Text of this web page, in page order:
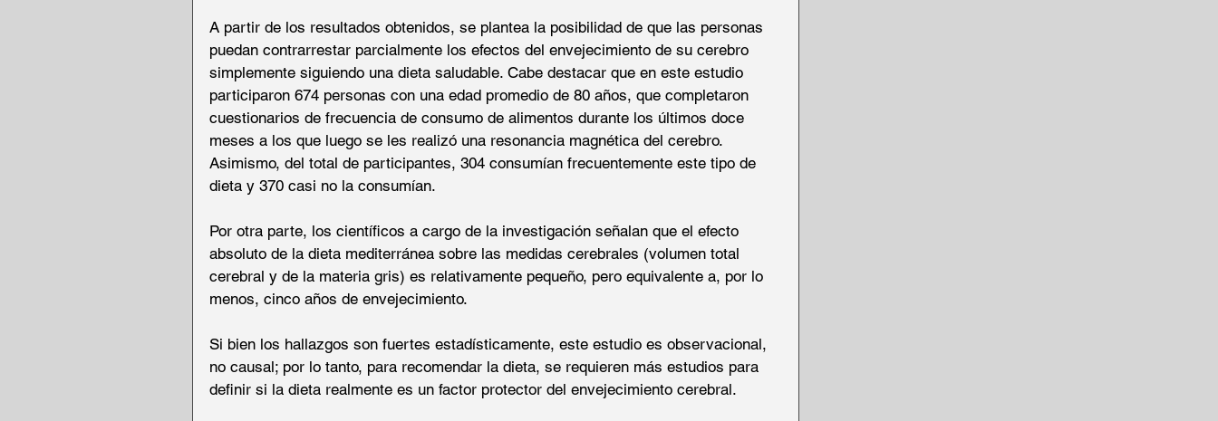
A partir de los resultados obtenidos, se plantea la posibilidad de que las personas
puedan contrarrestar parcialmente los efectos del envejecimiento de su cerebro
simplemente siguiendo una dieta saludable. Cabe destacar que en este estudio
participaron 674 personas con una edad promedio de 80 años, que completaron
cuestionarios de frecuencia de consumo de alimentos durante los últimos doce
meses a los que luego se les realizó una resonancia magnética del cerebro.
Asimismo, del total de participantes, 304 consumían frecuentemente este tipo de
dieta y 370 casi no la consumían.
Por otra parte, los científicos a cargo de la investigación señalan que el efecto
absoluto de la dieta mediterránea sobre las medidas cerebrales (volumen total
cerebral y de la materia gris) es relativamente pequeño, pero equivalente a, por lo
menos, cinco años de envejecimiento.
Si bien los hallazgos son fuertes estadísticamente, este estudio es observacional,
no causal; por lo tanto, para recomendar la dieta, se requieren más estudios para
definir si la dieta realmente es un factor protector del envejecimiento cerebral.